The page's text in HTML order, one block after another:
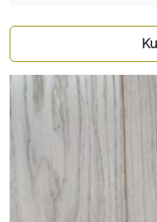
valge
toonõli”